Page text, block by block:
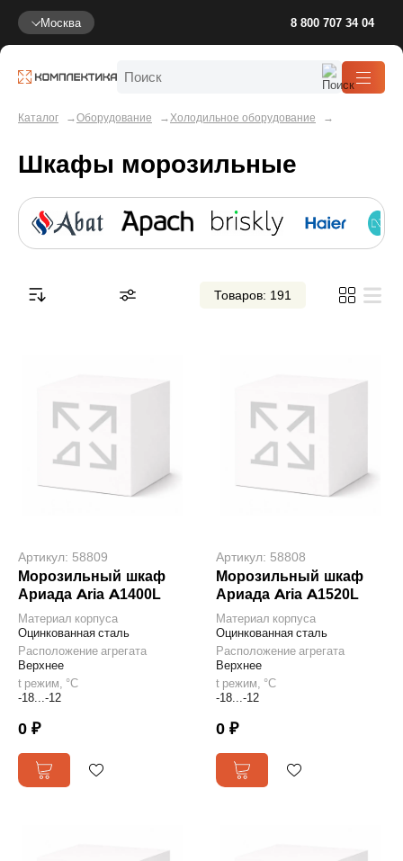
Москва 8 800 707 34 04
Каталог Оборудование Холодильное оборудование
Шкафы морозильные
Товаров: 191
Артикул: 58809
Морозильный шкаф
Ариада Aria A1400L
Материал корпуса
Оцинкованная сталь
Расположение агрегата
Верхнее
t режим, °С
-18...-12
0 ₽
Артикул: 58808
Морозильный шкаф
Ариада Aria A1520L
Материал корпуса
Оцинкованная сталь
Расположение агрегата
Верхнее
t режим, °С
-18...-12
0 ₽